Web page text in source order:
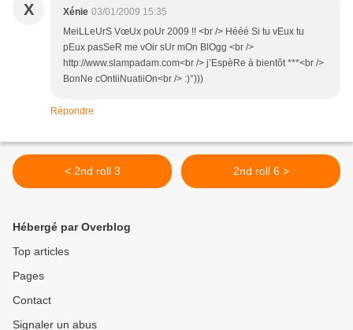
X Xénie 03/01/2009 15:35
MeiLLeUrS VœUx poUr 2009 !! <br /> Hééé Si tu vEux tu
pEux pasSeR me vOir sUr mOn BlOgg <br />
http://www.slampadam.com<br /> j’EspèRe à bientôt ***<br />
BonNe cOntiiNuatiiOn<br /> :)°)))
Répondre
< 2nd roll 3 2nd roll 6 >
Hébergé par Overblog
Top articles
Pages
Contact
Signaler un abus